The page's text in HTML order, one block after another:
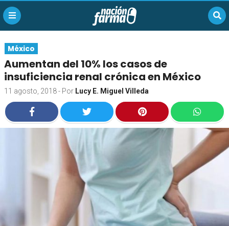
México
Aumentan del 10% los casos de
insuficiencia renal crónica en México
11 agosto, 2018- Por Lucy E. Miguel Villeda